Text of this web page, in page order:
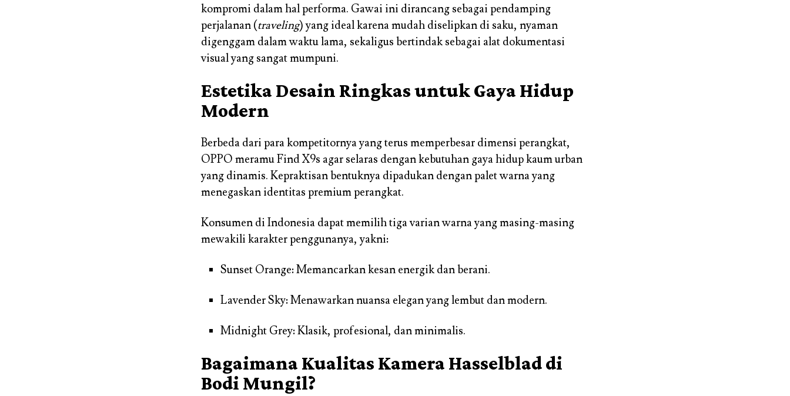
kompromi dalam hal performa. Gawai ini dirancang sebagai pendamping
perjalanan (traveling) yang ideal karena mudah diselipkan di saku, nyaman
digenggam dalam waktu lama, sekaligus bertindak sebagai alat dokumentasi
visual yang sangat mumpuni.
Estetika Desain Ringkas untuk Gaya Hidup
Modern
Berbeda dari para kompetitornya yang terus memperbesar dimensi perangkat,
OPPO meramu Find X9s agar selaras dengan kebutuhan gaya hidup kaum urban
yang dinamis. Kepraktisan bentuknya dipadukan dengan palet warna yang
menegaskan identitas premium perangkat.
Konsumen di Indonesia dapat memilih tiga varian warna yang masing-masing
mewakili karakter penggunanya, yakni:
Sunset Orange: Memancarkan kesan energik dan berani.
Lavender Sky: Menawarkan nuansa elegan yang lembut dan modern.
Midnight Grey: Klasik, profesional, dan minimalis.
Bagaimana Kualitas Kamera Hasselblad di
Bodi Mungil?